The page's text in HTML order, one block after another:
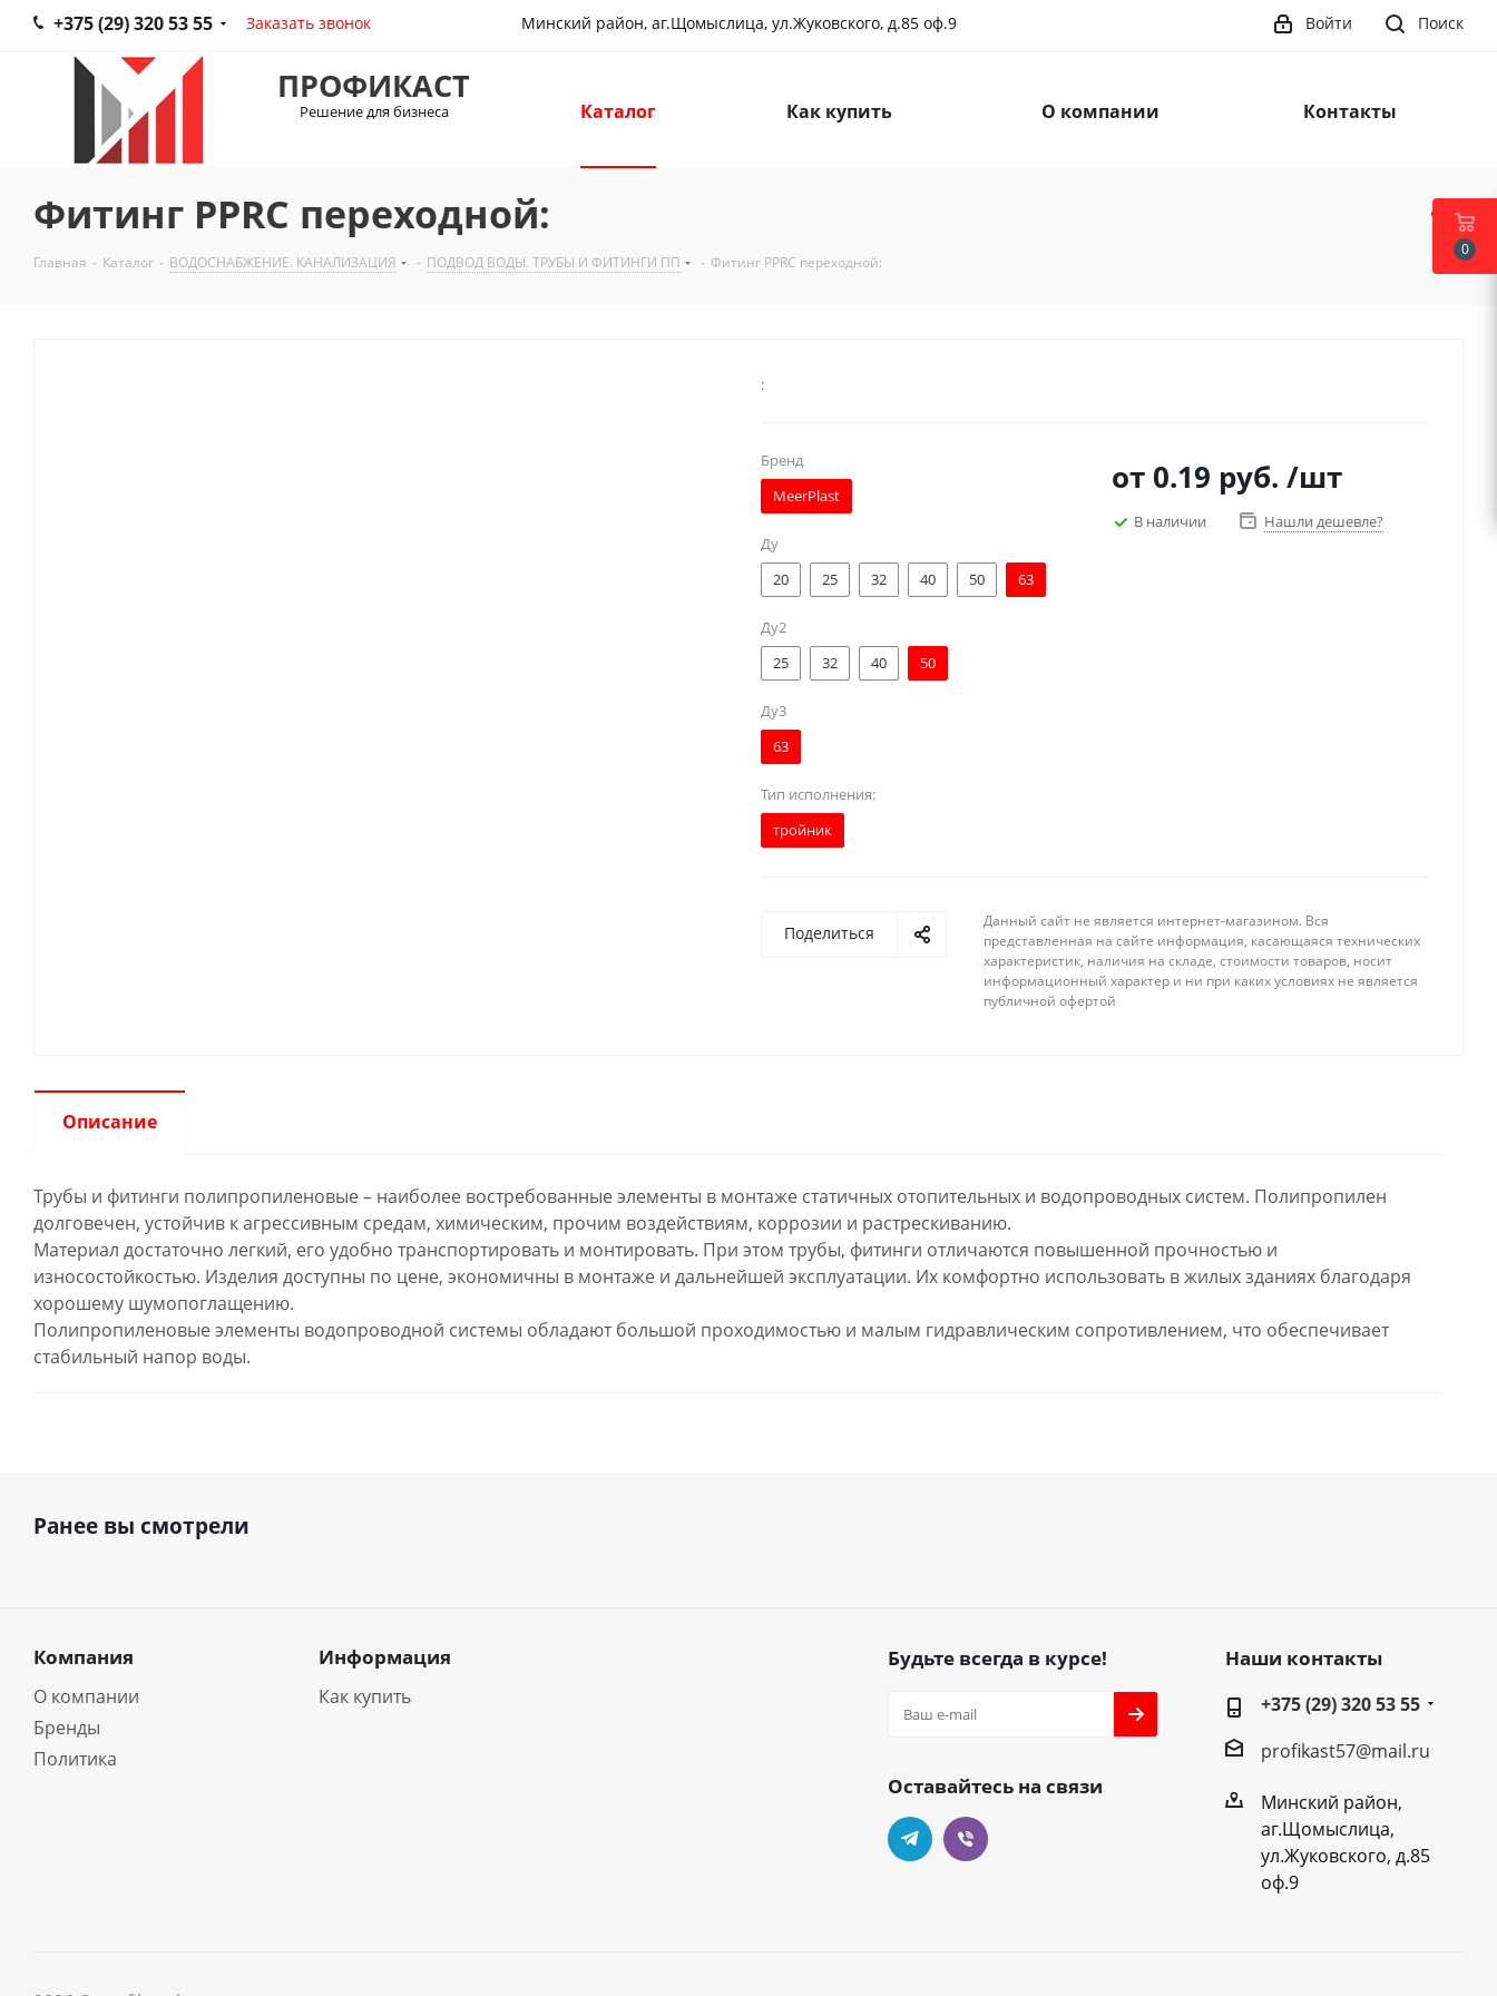
+375 (29) 320 53 55 Заказать звонок Минский район, аг.Щомыслица, ул.Жуковского, д.85 оф.9 Поиск
Войти
ПРОФИКАСТ
Решение для бизнеса Каталог Как купить О компании Контакты
Фитинг PPRC переходной:
Главная - Каталог - ВОДОСНАБЖЕНИЕ. КАНАЛИЗАЦИЯ - ПОДВОД ВОДЫ. ТРУБЫ И ФИТИНГИ ПП - Фитинг PPRC переходной:
:
Бренд
MeerPlast
Ду
20
25 32 40 50 63
Ду2
25
32 40 50
Ду3
63
Тип исполнения:
тройник
от 0.19 руб. /шт
В наличии Нашли дешевле?
Поделиться
Данный сайт не является интернет-магазином. Вся
представленная на сайте информация, касающаяся технических
характеристик, наличия на складе, стоимости товаров, носит
информационный характер и ни при каких условиях не является
публичной офертой
Описание
Трубы и фитинги полипропиленовые – наиболее востребованные элементы в монтаже статичных отопительных и водопроводных систем. Полипропилен
долговечен, устойчив к агрессивным средам, химическим, прочим воздействиям, коррозии и растрескиванию.
Материал достаточно легкий, его удобно транспортировать и монтировать. При этом трубы, фитинги отличаются повышенной прочностью и
износостойкостью. Изделия доступны по цене, экономичны в монтаже и дальнейшей эксплуатации. Их комфортно использовать в жилых зданиях благодаря
хорошему шумопоглащению.
Полипропиленовые элементы водопроводной системы обладают большой проходимостью и малым гидравлическим сопротивлением, что обеспечивает
стабильный напор воды.
Ранее вы смотрели
Компания
О компании
Бренды
Политика
Информация
Как купить
Будьте всегда в курсе!
Оставайтесь на связи
Наши контакты
+375 (29) 320 53 55
profikast57@mail.ru
Минский район,
аг.Щомыслица,
ул.Жуковского, д.85
оф.9
0